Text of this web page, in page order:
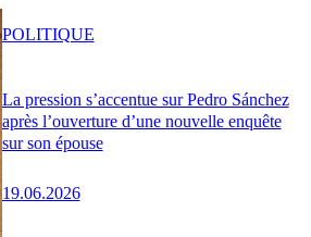
La pression s’accentue sur Pedro Sánchez
après l’ouverture d’une nouvelle enquête
sur son épouse
19.06.2026
POLITIQUE